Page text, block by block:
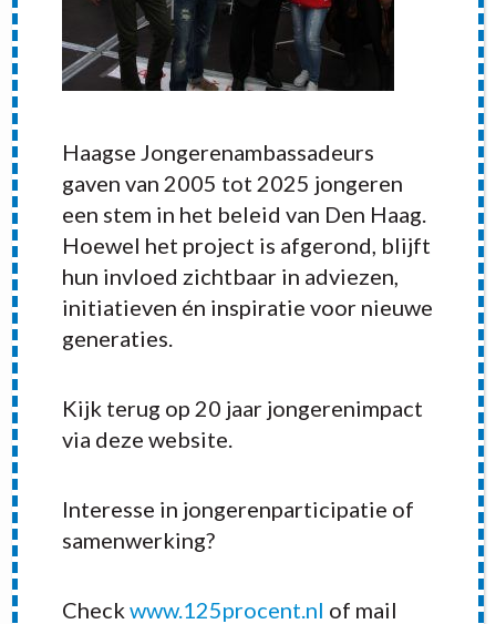
RECENT POSTS
Haagse Jongerenambassadeurs
gaven van 2005 tot 2025 jongeren
een stem in het beleid van Den Haag.
Hoewel het project is afgerond, blijft
hun invloed zichtbaar in adviezen,
initiatieven én inspiratie voor nieuwe
generaties.
Kijk terug op 20 jaar jongerenimpact
via deze website.
Interesse in jongerenparticipatie of
samenwerking?
Checkwww.125procent.nl of mail